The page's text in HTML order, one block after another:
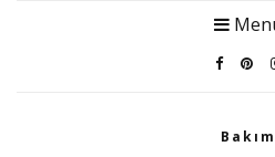
Bakım